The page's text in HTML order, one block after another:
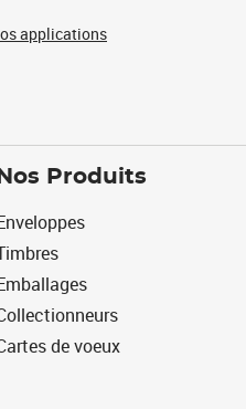
applications
Nos Produits
de voeux